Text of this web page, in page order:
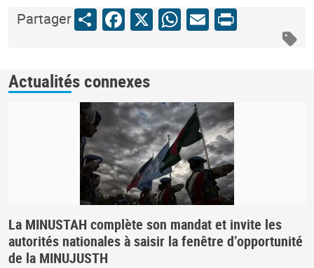
PartagerShareFacebook
X WhatsApp
Email
Print
Actualités connexes
La MINUSTAH complète son mandat et invite les
autorités nationales à saisir la fenêtre d’opportunité
de la MINUJUSTH